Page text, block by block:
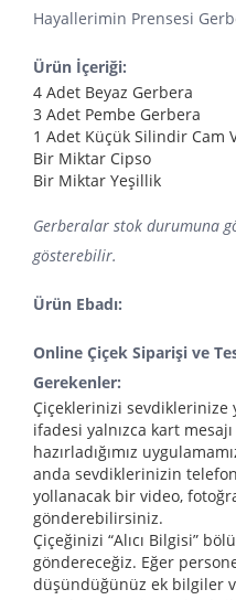
Hayallerimin Prensesi
Ürün İçeriği:
4 Adet Beyaz Gerbera
3 Adet Pembe Gerbera
1 Adet Küçük Silindir Cam
Bir Miktar Cipso
Bir Miktar Yeşillik
Gerberalar stok durumuna
gösterebilir.
Ürün Ebadı:
Online Çiçek Siparişi ve
Gerekenler:
Çiçeklerinizi
ifadesi yalnızca kart
hazırladığımız
anda sevdiklerinizin
yollanacak bir video,
gönderebilirsiniz.
Çiçeğinizi “Alıcı Bilgisi”
göndereceğiz. Eğer
düşündüğünüz ek bilgiler